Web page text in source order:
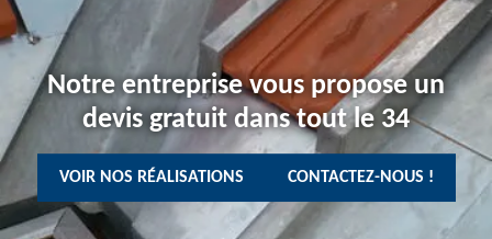
Notre entreprise vous propose un
devis gratuit dans tout le 34
VOIR NOS RÉALISATIONS CONTACTEZ-NOUS !